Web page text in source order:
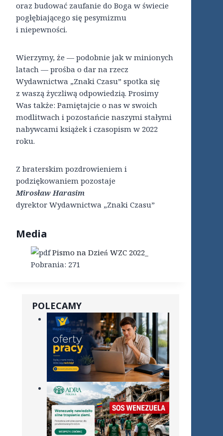
oraz budować zaufanie do Boga w świecie
pogłębiającego się pesymizmu
i niepewności.
Wierzymy, że — podobnie jak w minionych
latach — prośba o dar na rzecz
Wydawnictwa „Znaki Czasu” spotka się
z waszą życzliwą odpowiedzią. Prosimy
Was także: Pamiętajcie o nas w swoich
modlitwach i pozostańcie naszymi stałymi
nabywcami książek i czasopism w 2022
roku.
Z braterskim pozdrowieniem i
podziękowaniem pozostaje
Mirosław Harasim
dyrektor Wydawnictwa „Znaki Czasu”
Media
Pismo na Dzień WZC 2022_
Pobrania: 271
POLECAMY